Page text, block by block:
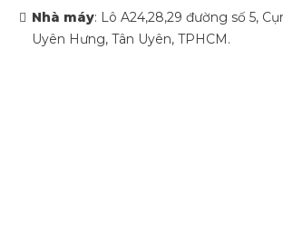
Nhà máy: Lô A24,28,29 đường số 5,
Uyên Hưng, Tân Uyên, TPHCM.